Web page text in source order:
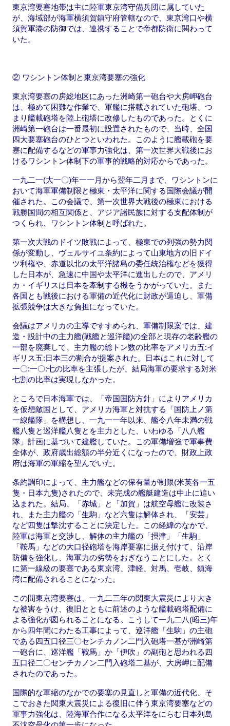
東京湾要塞地帯は主に陸軍東京湾守備兵団に属していた
が、海域部が海軍横須賀鎮守府管轄なので、東京湾口や横
須賀軍港の防御では、連携することで帝都防衛に関わって
いた。
② ワシントン体制と東京湾要塞の強化
東京湾要塞の房総地区にあった洲崎第一砲台や大房岬砲台
は、極めて困難な作業で、軍艦に搭載されていた砲塔、つ
まり艦載砲塔を陸上砲塔に改修したものであった。とくに
洲崎第一砲台は一番最初に設置されたもので、当時、全国
四大要塞砲台のひとつといわれた。このように艦載砲を要
塞に配備するなどの軍事力強化は、第一次世界大戦後にお
けるワシントン体制下の軍事的戦略的対応からであった。
一九二一(大一〇)年一一月から翌年二月まで、ワシントンに
おいて海軍軍備制限と極東・太平洋に関する国際会議が開
催された。この会議で、第一次世界大戦後の極東における
戦勝国間の相互関係と、アジア諸民族に対する支配体制が
つくられ、ワシントン体制と呼ばれた。
第一次大戦のドイツ敗戦によって、極東での列強の勢力関
係が変動し、ヴェルサイユ条約によって山東地方の旧ドイ
ツ利権や、赤道以北の太平洋諸島の委任統治権などを獲得
した日本が、急速に中国や太平洋に進出したので、アメリ
カ・イギリスは日本を牽制する機をうかがっていた。また
各国とも戦後における軍備の近代化に財政が逼迫し、軍備
拡張競争は大きな負担になっていた。
会議はアメリカの主導ですすめられ、軍備制限案では、建
造・設計中の主力艦(戦艦と巡洋艦)の全部と現存の老齢艦の
一部を廃棄して、主力艦の総トン数の比率をアメリカ五:イ
ギリス五:日本三の割合が提案された。日本はこれに対して
一〇:一〇:七の比率を主張したが、結局海軍の要求する対米
七割の比率は実現しなかった。
ところで日本海軍では、「帝国国防方針」によりアメリカ
を仮想敵国として、アメリカ海軍と対抗する「国防上ノ第
一線艦隊」を構想し、一九一一年以来、艦令八年未満の戦
艦八隻と巡洋艦八隻とを主力とした、いわゆる「八八艦
隊」計画に基づいて建艦していた。この軍備増強で軍事費
全体が、政府歳出総額の半分近くになったので、財政上政
府は海軍の軍縮を望んでいた。
条約調印によって、主力艦などの保有量が制限(米英各一五
隻・日本九隻)されたので、未完成の艦艇建造は中止に追い
込まれた。結局、「赤城」と「加賀」は航空母艦に改装さ
れ、また主力艦の「生駒」など六隻は解体され、「安芸」
など四隻は撃沈することに決定した。この経緯のなかで、
陸軍は海軍と交渉し、解体の主力艦の「摂津」「生駒」
「鞍馬」などの大口径砲塔を海岸要塞に据え付けて、沿岸
防備を強化し、海軍力の劣勢をおぎなうことにした。とく
に第一線級の要塞である東京湾、津軽、対馬、壱岐、鎮海
湾に配備されることになった。
この間東京湾要塞は、一九二三年の関東大震災により大き
な被害をうけ、復旧とともに前述のような艦載砲塔配備に
よる強化が図られることになる。こうして一九二八(昭三)年
から四年間にわたる工事によって、巡洋艦「生駒」の主砲
である四五口径三〇センチカノン二門入砲塔一基が洲崎第
一砲台に、巡洋艦「鞍馬」か「伊吹」の副砲と思われる四
五口径二〇センチカノン二門入砲塔二基が、大房岬に配備
されたのであった。
国際的な軍縮のなかでの要塞の見直しと軍備の近代化、そ
こでおきた関東大震災による復旧に伴う東京湾要塞などの
軍事力強化は、陸海軍合作になる太平洋をにらむ日本列島